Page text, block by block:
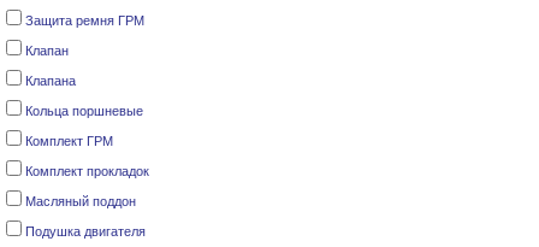
Защита ремня ГРМ
Клапан
Клапана
Кольца поршневые
Комплект ГРМ
Комплект прокладок
Масляный поддон
Подушка двигателя